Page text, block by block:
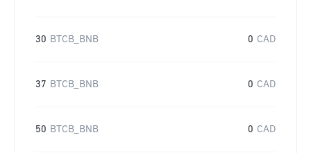
30 BTCB_BNB 0 CAD
37 BTCB_BNB 0 CAD
50 BTCB_BNB 0 CAD